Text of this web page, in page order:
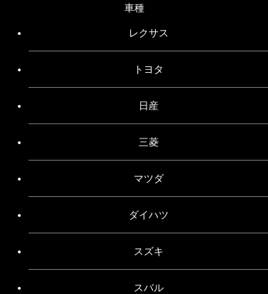
車種
レクサス
トヨタ
日産
三菱
マツダ
ダイハツ
スズキ
スバル